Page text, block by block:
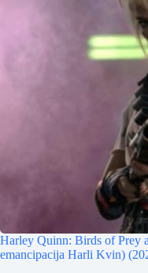
Harley Quinn: Birds of Prey
emancipacija Harli Kvin)